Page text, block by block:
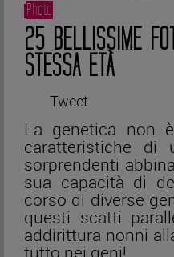
Photo
25 BELLISSIME
STESSA ETÀ
Tweet
La genetica non
caratteristiche
sorprendenti
sua capacità di
corso di diverse
questi scatti
addirittura nonni
tutto nei geni!